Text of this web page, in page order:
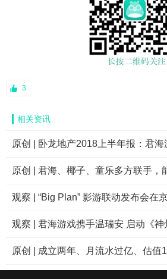
3
相关资讯
原创 | 卧龙地产2018上半年报：君海游戏营收
原创 | 君海、椰子、童乐多方联手，能否将《神州奇侠》打造
观察 | “Big Plan” 影游联动发布会在京召开 温瑞安
观察 | 君海游戏携手温瑞安 启动《神
原创 | 成立两年、月流水过亿、估值17亿，这家新锐游戏发